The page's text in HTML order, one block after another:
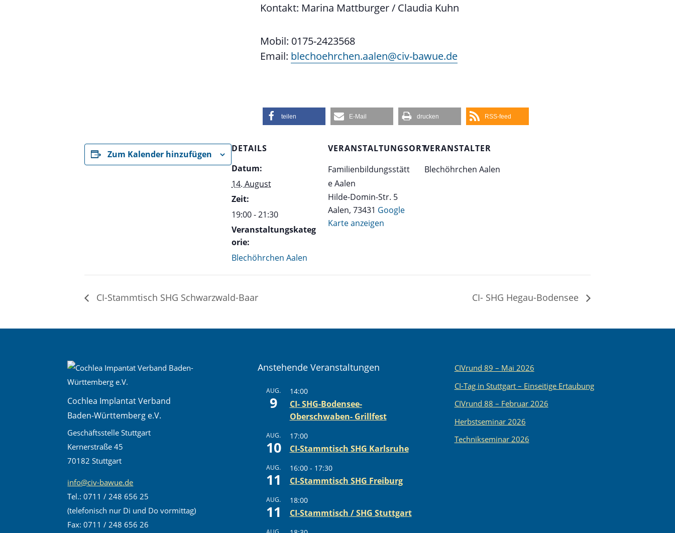
Kontakt: Marina Mattburger / Claudia Kuhn
Mobil: 0175-2423568
Email: blechoehrchen.aalen@civ-bawue.de
teilen E-Mail drucken RSS-feed
Zum Kalender hinzufügen
DETAILS
Datum:
14. August
Zeit:
19:00 - 21:30
Veranstaltungskateg
orie:
Blechöhrchen Aalen
VERANSTALTUNGSORT
Familienbildungsstätt
e Aalen
Hilde-Domin-Str. 5
Aalen, 73431 Google
Karte anzeigen
VERANSTALTER
Blechöhrchen Aalen
CI-Stammtisch SHG Schwarzwald-Baar CI- SHG Hegau-Bodensee
Cochlea Implantat Verband
Baden-Württemberg e.V.
Geschäftsstelle Stuttgart
Kernerstraße 45
70182 Stuttgart
info@civ-bawue.de
Tel.: 0711 / 248 656 25
(telefonisch nur Di und Do vormittag)
Fax: 0711 / 248 656 26
Anstehende Veranstaltungen
AUG.
9
14:00
CI- SHG-Bodensee-
Oberschwaben- Grillfest
AUG.
10
17:00
CI-Stammtisch SHG Karlsruhe
AUG.
11
16:00- 17:30
CI-Stammtisch SHG Freiburg
AUG.
11
18:00
CI-Stammtisch / SHG Stuttgart
CIVrund 89 – Mai 2026
CI-Tag in Stuttgart – Einseitige Ertaubung
CIVrund 88 – Februar 2026
Herbstseminar 2026
Technikseminar 2026